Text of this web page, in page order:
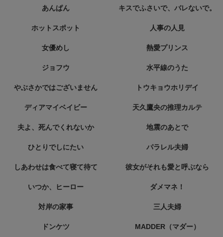
あんぱん キスでふさいで、バレないで。
ホットスポット 人事の人見
女優めし 熱愛プリンス
ジョフウ 水平線のうた
やぶさかではございません トウキョウホリデイ
ディアマイベイビー 天久鷹央の推理カルテ
夫よ、死んでくれないか 地震のあとで
ひとりでしにたい パラレル夫婦
しあわせは食べて寝て待て 彼女がそれも愛と呼ぶなら
いつか、ヒーロー ダメマネ！
対岸の家事 三人夫婦
ドンケツ MADDER（マダー）